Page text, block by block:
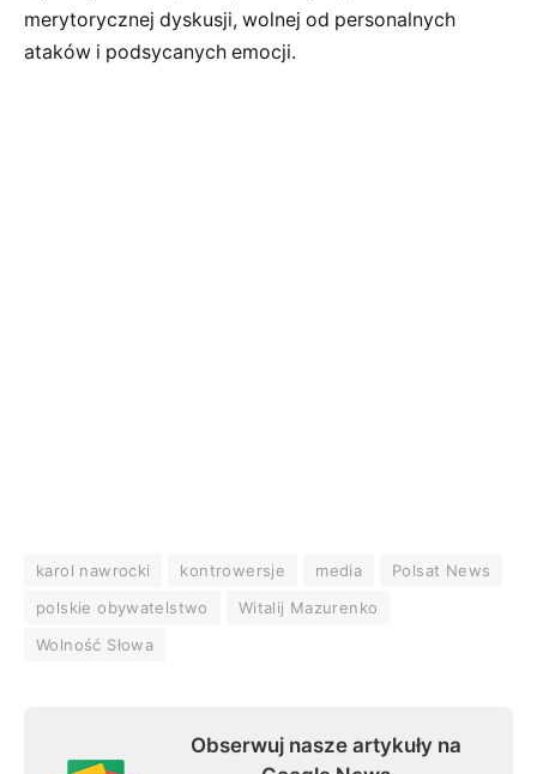
merytorycznej dyskusji, wolnej od personalnych
ataków i podsycanych emocji.
karol nawrocki kontrowersje media
Polsat News
polskie obywatelstwo
Witalij Mazurenko
Wolność Słowa
Obserwuj nasze artykuły na